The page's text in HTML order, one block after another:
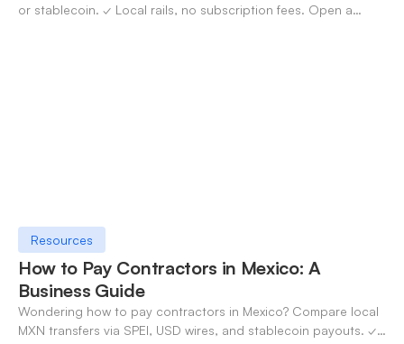
or stablecoin. ✓ Local rails, no subscription fees. Open a
Resources
How to Pay Contractors in Mexico: A
Business Guide
Wondering how to pay contractors in Mexico? Compare local
MXN transfers via SPEI, USD wires, and stablecoin payouts. ✓